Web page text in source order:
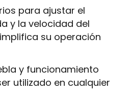
para ajustar el
y la velocidad del
su operación
y funcionamiento
utilizado en cualquier